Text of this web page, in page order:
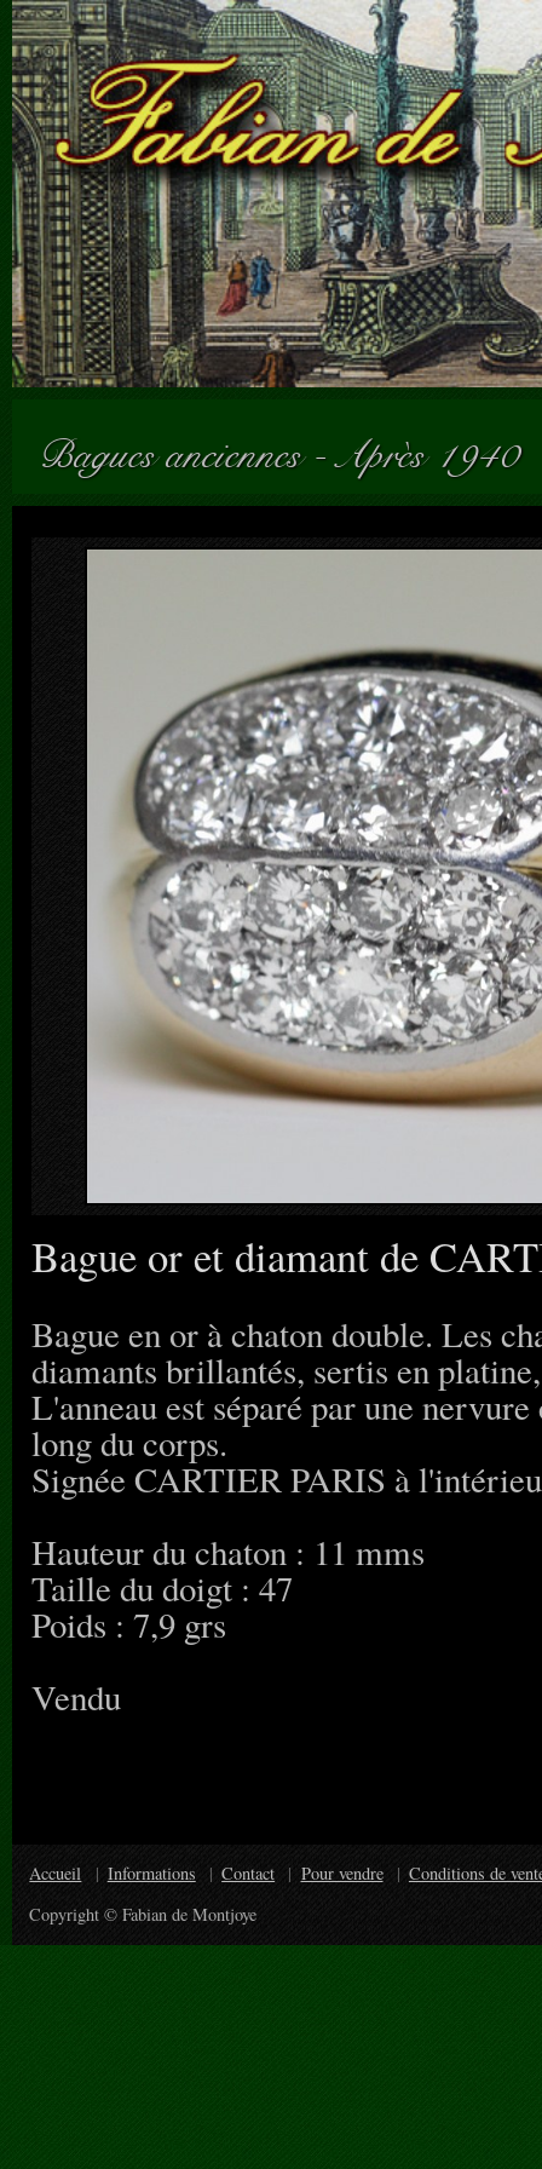
Bagues anciennes Après 1940
Bague or et diamant de
Bague en or à chaton double. Les
diamants brillantés, sertis en
L'anneau est séparé par une
long du corps.
Signée CARTIER PARIS à
Hauteur du chaton : 11 mms
Taille du doigt : 47
Poids : 7,9 grs
Vendu
Accueil Informations Contact Pour vendre
Conditions de
Copyright © Fabian de Montjoye